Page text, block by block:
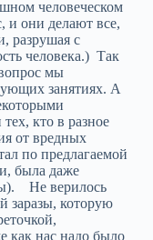
человеческом
и они делают все,
разрушая с
человека.) Так
мы
занятиях. А
кто в разное
от вредных
по предлагаемой
была даже
Не верилось
заразы, которую
как нас надо было